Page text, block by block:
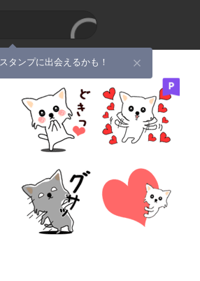
タンプに出会えるかも！